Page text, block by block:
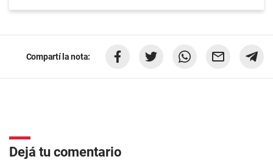
Compartí la nota:
Dejá tu comentario